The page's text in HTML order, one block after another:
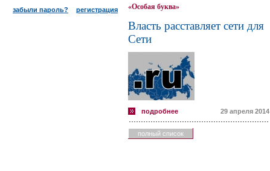
забыли пароль? регистрация «Особая буква»
Власть расставляет сети для
Сети
подробнее 29 апреля 2014
полный список